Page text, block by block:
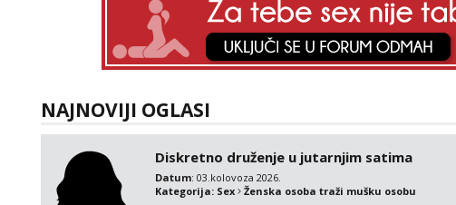
NAJNOVIJI OGLASI
Diskretno druženje u jutarnjim satima
Datum: 03.kolovoza 2026.
Kategorija: Sex Ženska osoba traži mušku osobu